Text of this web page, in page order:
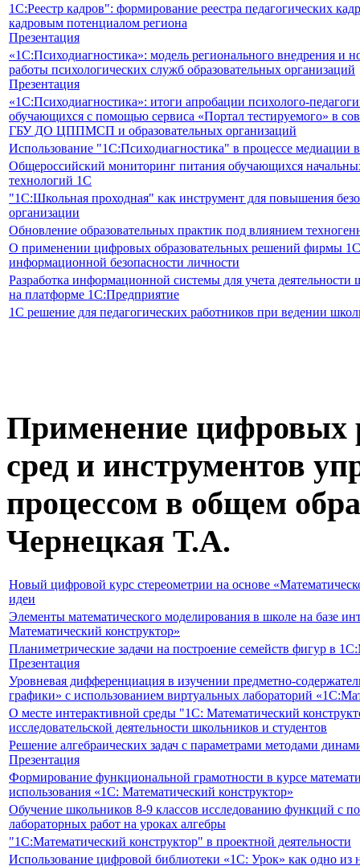
1С:Реестр кадров": формирование реестра педагогических
кадровым потенциалом региона
Презентация
«1С:Психодиагностика»: модель регионального внедрения и
работы психологических служб образовательных организаций
Презентация
«1С:Психодиагностика»: итоги апробации психолого-
обучающихся с помощью сервиса «Портал тестируемого» в
ГБУ ДО ЦППМСП и образовательных организаций
Использование "1С:Психодиагностика" в процессе медиации
Общероссийский мониторинг питания обучающихся
технологий 1С
"1С:Школьная проходная" как инструмент для повышения
организации
Обновление образовательных практик под влиянием
О применении цифровых образовательных решений фирмы
информационной безопасности личности
Разработка информационной системы для учета деятельности
на платформе 1С:Предприятие
1С решение для педагогических работников при ведении
Применение цифровых
сред и инструментов
процессом в общем
Чернецкая Т.А.
Новый цифровой курс стереометрии на основе
идеи
Элементы математического моделирования в школе на базе
Математический конструктор»
Планиметрические задачи на построение семейств фигур в
Презентация
Уровневая дифференциация в изучении предметно-
графики» с использованием виртуальных лабораторий
О месте интерактивной среды "1С: Математический
исследовательской деятельности школьников и студентов
Решение алгебраических задач с параметрами методами
Презентация
Формирование функциональной грамотности в курсе
использования «1С: Математический конструктор»
Обучение школьников 8-9 классов исследованию функций с
лабораторных работ на уроках алгебры
"1С:Математический конструктор" в проектной деятельности
Использование цифровой библиотеки «1С: Урок» как одно из